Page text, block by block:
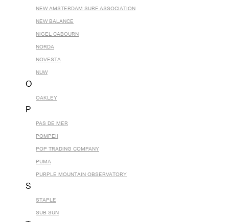
NEW AMSTERDAM SURF ASSOCIATION
NEW BALANCE
NIGEL CABOURN
NORDA
NOVESTA
NUW
O
OAKLEY
P
PAS DE MER
POMPEII
POP TRADING COMPANY
PUMA
PURPLE MOUNTAIN OBSERVATORY
S
STAPLE
SUB SUN